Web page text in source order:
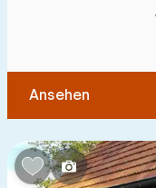
Ansehen